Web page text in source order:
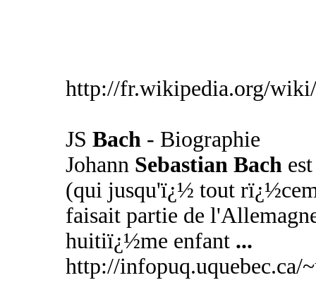
http://fr.wikipedia.org/wiki/
JS Bach - Biographie
Johann Sebastian Bach
(qui jusqu'ï¿½ tout
faisait partie de
huitiï¿½me enfant ...
http://infopuq.uquebec.ca/